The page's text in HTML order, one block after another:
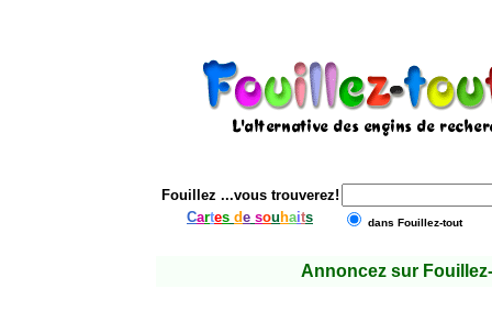
Fouillez ...vous trouverez!
Cartes de sou haits dans Fouillez-tout
Annoncez sur